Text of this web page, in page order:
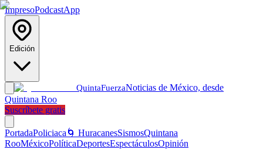
ImpresoPodcastApp
Edición
QuintaFuerzaNoticias de México, desde
Quintana Roo
Suscríbete gratis
PortadaPoliciaca 🌀 HuracanesSismosQuintana
RooMéxicoPolíticaDeportesEspectáculosOpinión